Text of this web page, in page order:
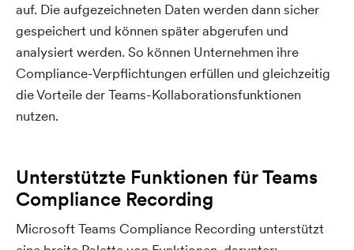
auf. Die aufgezeichneten Daten werden dann sicher
gespeichert und können später abgerufen und
analysiert werden. So können Unternehmen ihre
Compliance-Verpflichtungen erfüllen und gleichzeitig
die Vorteile der Teams-Kollaborationsfunktionen
nutzen.
Unterstützte Funktionen für Teams
Compliance Recording
Microsoft Teams Compliance Recording unterstützt